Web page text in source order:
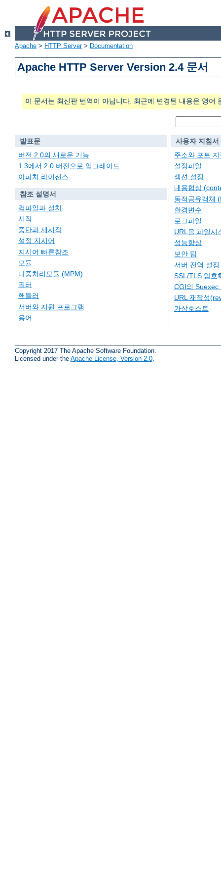
Apache > HTTP Server> Documentation
Apache HTTP Server Version 2.4 문서
이 문서는 최신판 번역이 아닙니다. 최근에 변경된 내용은 영어
발표문
버전 2.0의 새로운 기능
1.3에서 2.0 버전으로 업그레이드
아파치 라이선스
참조 설명서
컴파일과 설치
시작
중단과 재시작
설정 지시어
지시어 빠른참조
모듈
다중처리모듈 (MPM)
필터
핸들러
서버와 지원 프로그램
용어
사용자 지침서
주소와 포트 지
설정파일
섹션 설정
내용협상
동적공유객체
환경변수
로그파일
URL을 파일시
성능향상
보안 팁
서버 전역 설정
SSL/TLS 암호
CGI의 Suexec
URL 재작성
가상호스트
Copyright 2017 The Apache Software Foundation.
Licensed under the Apache License, Version 2.0